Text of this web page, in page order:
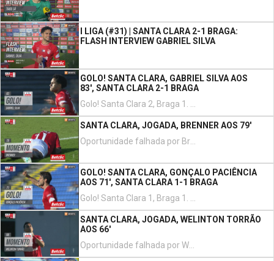
I LIGA (#31) | SANTA CLARA 2-1 BRAGA:
FLASH INTERVIEW GABRIEL SILVA
GOLO! SANTA CLARA, GABRIEL SILVA AOS
83', SANTA CLARA 2-1 BRAGA
Golo! Santa Clara 2, Braga 1. Gabriel Silva remate com o pé direito de fora da área.
SANTA CLARA, JOGADA, BRENNER AOS 79'
Oportunidade falhada por Brenner remate com o pé direito no coração da área. Assistência de Gabriel Silva.
GOLO! SANTA CLARA, GONÇALO PACIÊNCIA
AOS 71', SANTA CLARA 1-1 BRAGA
Golo! Santa Clara 1, Braga 1. Gonçalo Paciência remate com o pé esquerdo no coração da área.
SANTA CLARA, JOGADA, WELINTON TORRÃO
AOS 66'
Oportunidade falhada por Welinton Torrão de cabeça em frente à baliza. Assistência de Serginho com um cruzamento para a área depois de um livre.